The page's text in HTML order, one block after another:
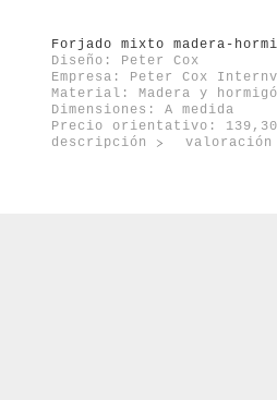
Forjado mixto madera-
Diseño: Peter Cox
Empresa: Peter Cox
Material: Madera y
Dimensiones: A medida
Precio orientativo: 139,30
descripción
valoración